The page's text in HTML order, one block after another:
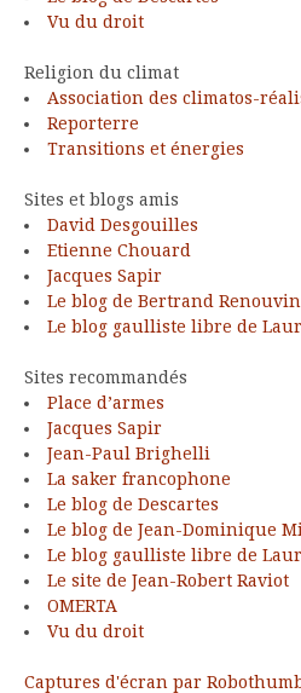
Vu du droit
Religion du climat
Association des climatos-
Reporterre
Transitions et énergies
Sites et blogs amis
David Desgouilles
Etienne Chouard
Jacques Sapir
Le blog de Bertrand Renouvin
Le blog gaulliste libre de
Sites recommandés
Place d’armes
Jacques Sapir
Jean-Paul Brighelli
La saker francophone
Le blog de Descartes
Le blog de Jean-Dominique
Le blog gaulliste libre de
Le site de Jean-Robert Raviot
OMERTA
Vu du droit
Captures d'écran par